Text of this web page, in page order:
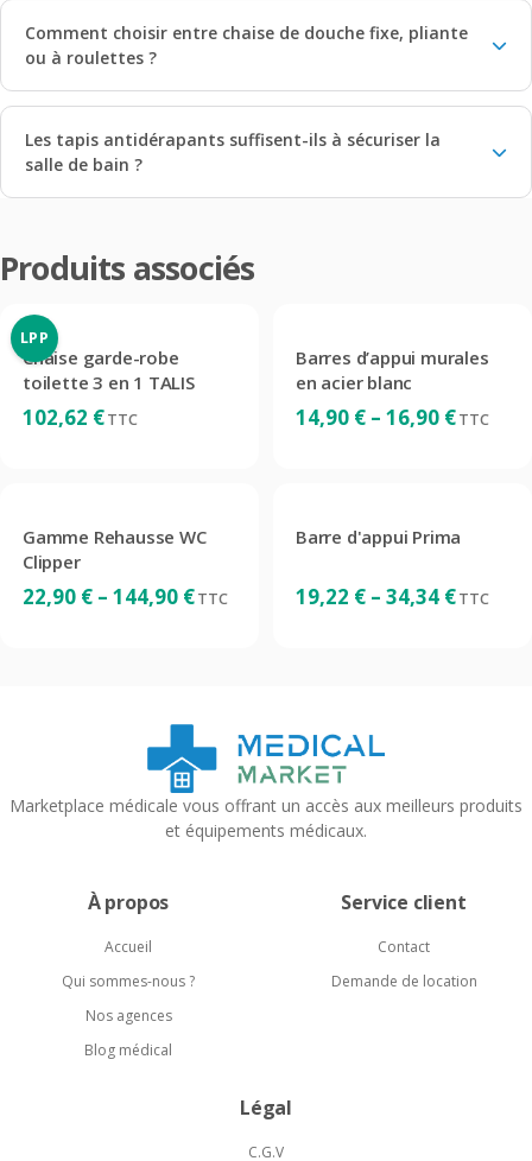
Comment choisir entre chaise de douche fixe, pliante
ou à roulettes ?
Les tapis antidérapants suffisent-ils à sécuriser la
salle de bain ?
Produits associés
LPP
Chaise garde-robe
toilette 3 en 1 TALIS
102,62 €TTC
Barres d’appui murales
en acier blanc
14,90 € – 16,90 €
Plage
16,90 €
TTC
Gamme Rehausse WC
Clipper
22,90 € – 144,90 €
Plage
TTC
Barre d'appui Prima
19,22 € – 34,34 €
Plage
TTC
Marketplace médicale vous offrant un accès aux meilleurs produits
et équipements médicaux.
À propos
Accueil
Qui sommes-nous ?
Nos agences
Blog médical
Service client
Contact
Demande de location
Légal
C.G.V